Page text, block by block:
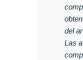
del
Las